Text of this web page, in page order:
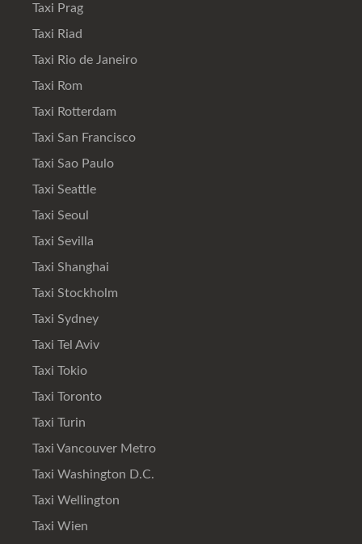
Taxi Prag
Taxi Riad
Taxi Rio de Janeiro
Taxi Rom
Taxi Rotterdam
Taxi San Francisco
Taxi Sao Paulo
Taxi Seattle
Taxi Seoul
Taxi Sevilla
Taxi Shanghai
Taxi Stockholm
Taxi Sydney
Taxi Tel Aviv
Taxi Tokio
Taxi Toronto
Taxi Turin
Taxi Vancouver Metro
Taxi Washington D.C.
Taxi Wellington
Taxi Wien